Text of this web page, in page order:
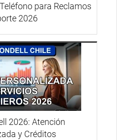
para Reclamos
2026
2026: Atención
y Créditos